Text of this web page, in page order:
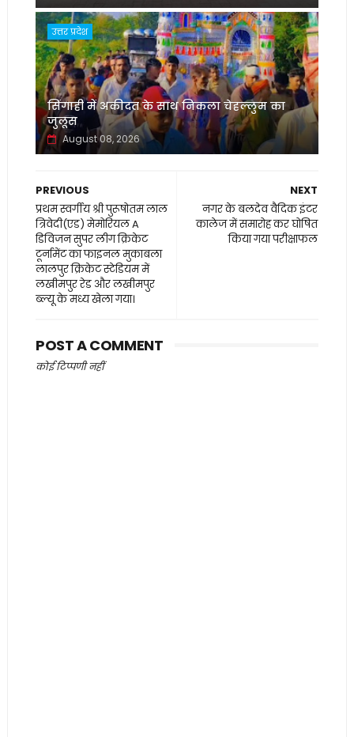
उत्तर प्रदेश
सिंगाही में अकीदत के साथ निकला चेहल्लुम का
जुलूस
August 08, 2026
NEXT
नगर के बलदेव वैदिक इंटर
कालेज में समारोह कर घोषित
किया गया परीक्षाफल
PREVIOUS
प्रथम स्वर्गीय श्री पुरूषोतम लाल
त्रिवेदी(एड) मेमोरियल A
डिविजन सुपर लीग क्रिकेट
टूर्नामेंट का फाइनल मुकाबला
लालपुर क्रिकेट स्टेडियम में
लखीमपुर रेड और लखीमपुर
ब्ल्यू के मध्य खेला गया।
POST A COMMENT
कोई टिप्पणी नहीं